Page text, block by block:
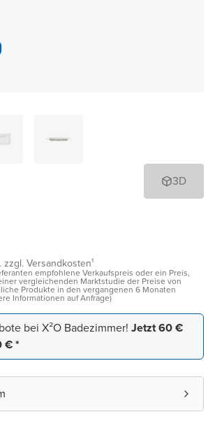
3D
zzgl. Versandkosten¹
empfohlene Verkaufspreis oder ein Preis,
vergleichenden Marktstudie der Preise von
Produkte in den vergangenen 6 Monaten
Informationen auf Anfrage)
bei X²O Badezimmer! Jetzt 60 €
€ *